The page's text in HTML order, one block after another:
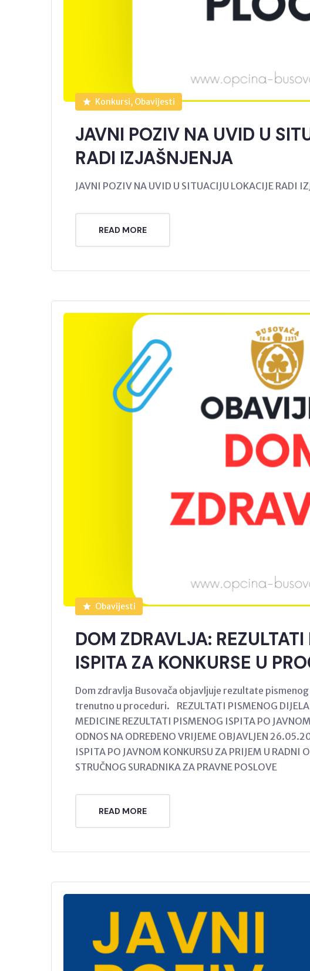
Konkursi, Obavijesti
JAVNI POZIV NA UVID U
RADI IZJAŠNJENJA
JAVNI POZIV NA UVID U SITUACIJU LOKACIJE RADI
READ MORE
Obavijesti
DOM ZDRAVLJA:
ISPITA ZA KONKURSE U
Dom zdravlja Busovača objavljuje rezultate
trenutno u proceduri. REZULTATI PISMENOG DIJELA
MEDICINE REZULTATI PISMENOG ISPITA PO
ODNOS NA ODREĐENO VRIJEME OBJAVLJEN
ISPITA PO JAVNOM KONKURSU ZA PRIJEM U RADNI
STRUČNOG SURADNIKA ZA PRAVNE POSLOVE
READ MORE